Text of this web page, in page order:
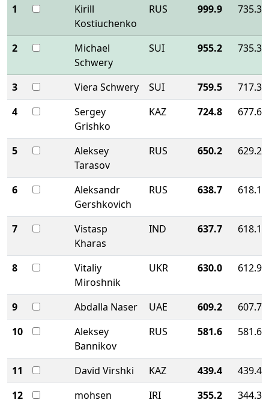
1
Kirill
Kostiuchenko
RUS 999.9 735.3
2
Michael
Schwery
SUI 955.2 735.3
3 Viera Schwery SUI 759.5
717.3
4
Sergey
Grishko
KAZ 724.8 677.6
5
Aleksey
Tarasov
RUS 650.2 629.2
6
Aleksandr
Gershkovich
RUS 638.7 618.1
7
Vistasp
Kharas
IND 637.7 618.1
8
Vitaliy
Miroshnik
UKR 630.0 612.9
9 Abdalla Naser UAE 609.2
607.7
10
Aleksey
Bannikov
RUS 581.6 581.6
11 David Virshki KAZ 439.4
439.4
12
mohsen IRI 355.2 344.3